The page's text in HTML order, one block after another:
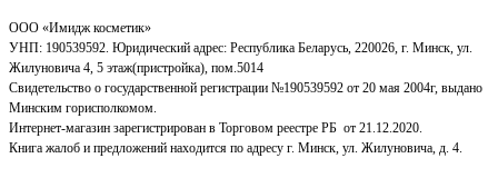
ООО «Имидж косметик»
УНП: 190539592. Юридический адрес: Республика Беларусь, 220026, г. Минск, ул.
Жилуновича 4, 5 этаж(пристройка), пом.5014
Свидетельство о государственной регистрации №190539592 от 20 мая 2004г, выдано
Минским горисполкомом.
Интернет-магазин зарегистрирован в Торговом реестре РБ от 21.12.2020.
Книга жалоб и предложений находится по адресу г. Минск, ул. Жилуновича, д. 4.